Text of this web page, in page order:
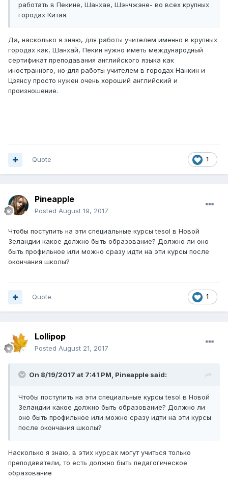
работать в Пекине, Шанхае, Шэнчжэне- во всех крупных
городах Китая.
Да, насколько я знаю, для работы учителем именно в крупных
городах как, Шанхай, Пекин нужно иметь международный
сертификат преподавания английского языка как
иностранного, но для работы учителем в городах Нанкин и
Цзянсу просто нужен очень хороший английский и
произношение.
1
Quote
Pineapple
Posted August 19, 2017
Чтобы поступить на эти специальные курсы tesol в Новой
Зеландии какое должно быть образование? Должно ли оно
быть профильное или можно сразу идти на эти курсы после
окончания школы?
1
Quote
Lollipop
Posted August 21, 2017
On 8/19/2017 at 7:41 PM, Pineapple said:
Чтобы поступить на эти специальные курсы tesol в Новой
Зеландии какое должно быть образование? Должно ли
оно быть профильное или можно сразу идти на эти курсы
после окончания школы?
Насколько я знаю, в этих курсах могут учиться только
преподаватели, то есть должно быть педагогическое
образование